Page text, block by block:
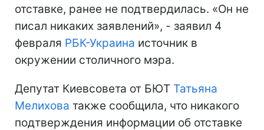
отставке, ранее не подтвердилась. «Он не
писал никаких заявлений», - заявил 4
февраля РБК-Украина источник в
окружении столичного мэра.
Депутат Киевсовета от БЮТ Татьяна
Мелихова также сообщила, что никакого
подтверждения информации об отставке